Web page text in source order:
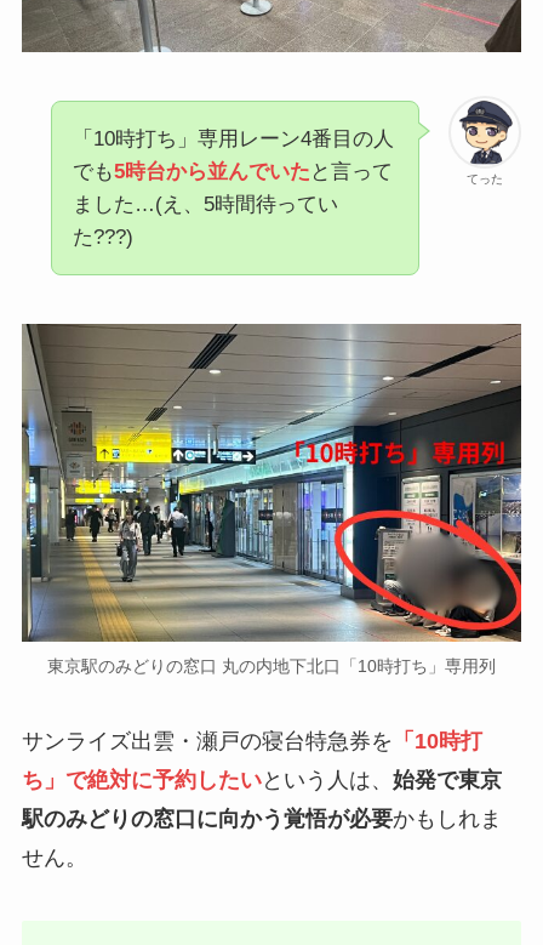
てった
「10時打ち」専用レーン4番目の人
でも5時台から並んでいた と言って
ました…(え、5時間待ってい
た???)
東京駅のみどりの窓口 丸の内地下北口「10時打ち」専用列
サンライズ出雲・瀬戸の寝台特急券を 「10時打
ち」で絶対に予約したいという人は、 始発で東京
駅のみどりの窓口に向かう覚悟が必要かもしれま
せん。